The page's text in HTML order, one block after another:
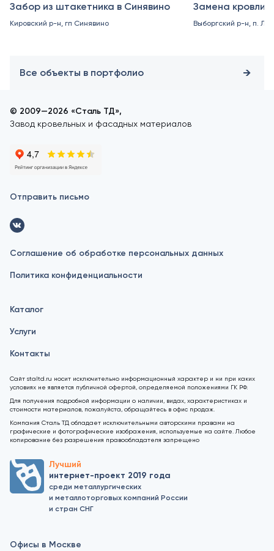
Забор из штакетника в Синявино
Кировский р-н, гп Синявино
Замена кровли
Выборгский р-н, п.
Все объекты в портфолио
© 2009—2026 «Сталь ТД»,
Завод кровельных и фасадных материалов
Отправить письмо
Соглашение об обработке персональных данных
Политика конфиденциальности
Каталог
Услуги
Контакты
Сайт staltd.ru носит исключительно информационный характер и ни при каких
условиях не является публичной офертой, определяемой положениями ГК РФ.
Для получения подробной информации о наличии, видах, характеристиках и
стоимости материалов, пожалуйста, обращайтесь в офис продаж.
Компания Сталь ТД обладает исключительными авторскими правами на
графические и фотографические изображения, используемые на сайте. Любое
копирование без разрешения правообладателя запрещено
Лучший
интернет-проект 2019 года
среди металлургических
и металлоторговых компаний России
и стран СНГ
Офисы в Москве